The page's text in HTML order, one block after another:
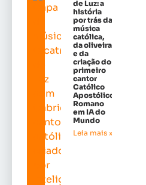
de Luz: a
história
por trás da
música
católica,
da oliveira
e da
criação do
primeiro
cantor
Católico
Apostólico
Romano
em IA do
Mundo
Leia mais »